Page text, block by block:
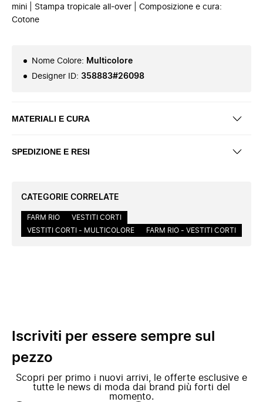
mini | Stampa tropicale all-over | Composizione e cura:
Cotone
Nome Colore: Multicolore
Designer ID: 358883#26098
MATERIALI E CURA
SPEDIZIONE E RESI
CATEGORIE CORRELATE
FARM RIO
VESTITI CORTI
VESTITI CORTI - MULTICOLORE
FARM RIO - VESTITI CORTI
Iscriviti per essere sempre sul
pezzo
Scopri per primo i nuovi arrivi, le offerte esclusive e
tutte le news di moda dai brand più forti del
momento.